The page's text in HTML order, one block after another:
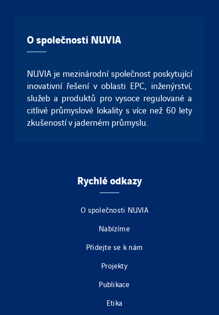
O společnosti NUVIA
NUVIA je mezinárodní společnost poskytující
inovativní řešení v oblasti EPC, inženýrství,
služeb a produktů pro vysoce regulované a
citlivé průmyslové lokality s více než 60 lety
zkušeností v jaderném průmyslu.
Rychlé odkazy
O společnosti NUVIA
Nabízíme
Přidejte se k nám
Projekty
Publikace
Etika